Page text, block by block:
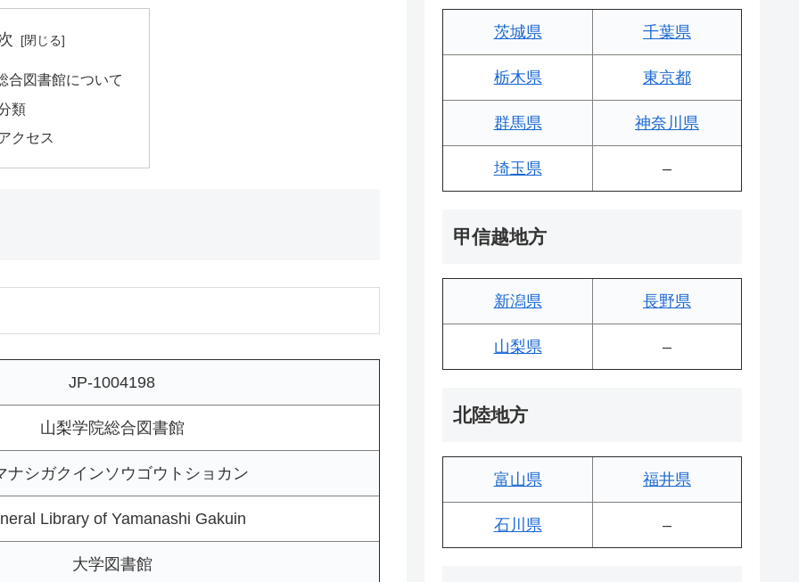
合図書館について
類
クセス
JP-1004198
山梨学院総合図書館
ナシガクインソウゴウトショカン
Library of Yamanashi Gakuin
大学図書館
茨城県 千葉県
栃木県 東京都
群馬県 神奈川県
埼玉県 –
甲信越地方
新潟県 長野県
山梨県 –
北陸地方
富山県 福井県
石川県 –